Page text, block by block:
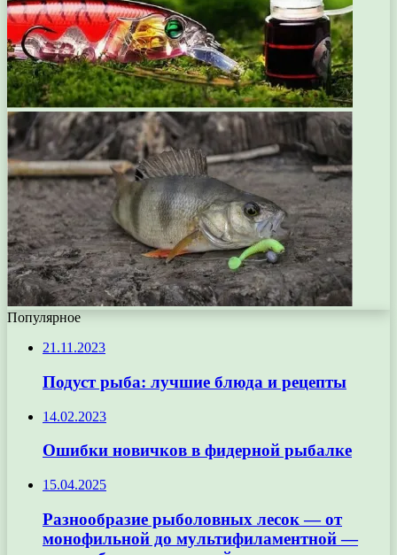
Популярное
21.11.2023
Подуст рыба: лучшие блюда и рецепты
14.02.2023
Ошибки новичков в фидерной рыбалке
15.04.2025
Разнообразие рыболовных лесок — от
монофильной до мультифиламентной —